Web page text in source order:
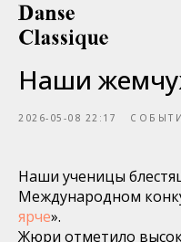
Наши
2026-05-08 22:17
Наши ученицы
Международном
ярче».
Жюри отметило